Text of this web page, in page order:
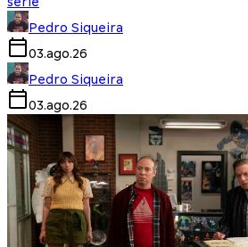
Pedro Siqueira
03.ago.26
Pedro Siqueira
03.ago.26